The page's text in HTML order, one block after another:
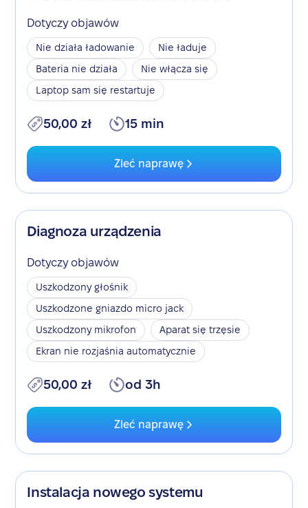
Dotyczy objawów
Nie działa ładowanie
Nie ładuje
Bateria nie działa
Nie włącza się
Laptop sam się restartuje
50,00 zł 15 min
Zleć naprawę
Diagnoza urządzenia
Dotyczy objawów
Uszkodzony głośnik
Uszkodzone gniazdo micro jack
Uszkodzony mikrofon
Aparat się trzęsie
Ekran nie rozjaśnia automatycznie
50,00 zł od 3h
Zleć naprawę
Instalacja nowego systemu